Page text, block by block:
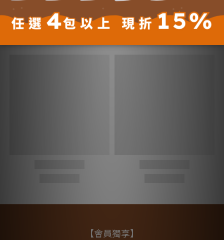
您可能喜歡...
【會員獨享】